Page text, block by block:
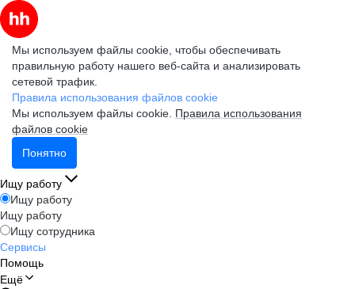
Мы используем файлы cookie, чтобы обеспечивать
правильную работу нашего веб-сайта и анализировать
сетевой трафик.
Правила использования файлов cookie
Мы используем файлы cookie. Правила использования
файлов cookie
Понятно
Ищу работу
Ищу работу
Ищу работу
Ищу сотрудника
Сервисы
Помощь
Ещё